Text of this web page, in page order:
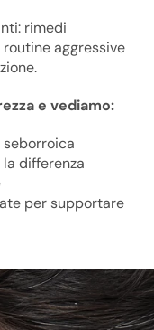
rimedi
aggressive
e vediamo:
differenza
per supportare